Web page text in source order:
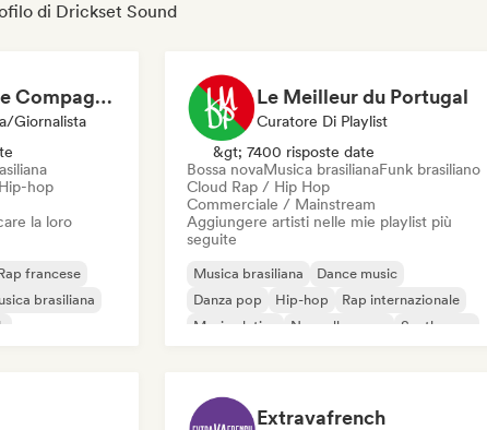
di Drickset Sound
Hansy Bonne Compagnie
Giornalista
Hip-hop
la loro
francese
brasiliana
Le Meilleur du Portugal
Curatore Di Playlist
&gt; 7400 risposte date
Bossa novaMusica brasilianaFunk brasiliano
Cloud Rap / Hip Hop
Commerciale / Mainstream
Aggiungere artisti nelle mie playlist più
seguite
Musica brasiliana
Dance music
Danza pop
Hip-hop
Rap internazionale
Musica latina
Nouvelle scene Synthwave
Extravafrench